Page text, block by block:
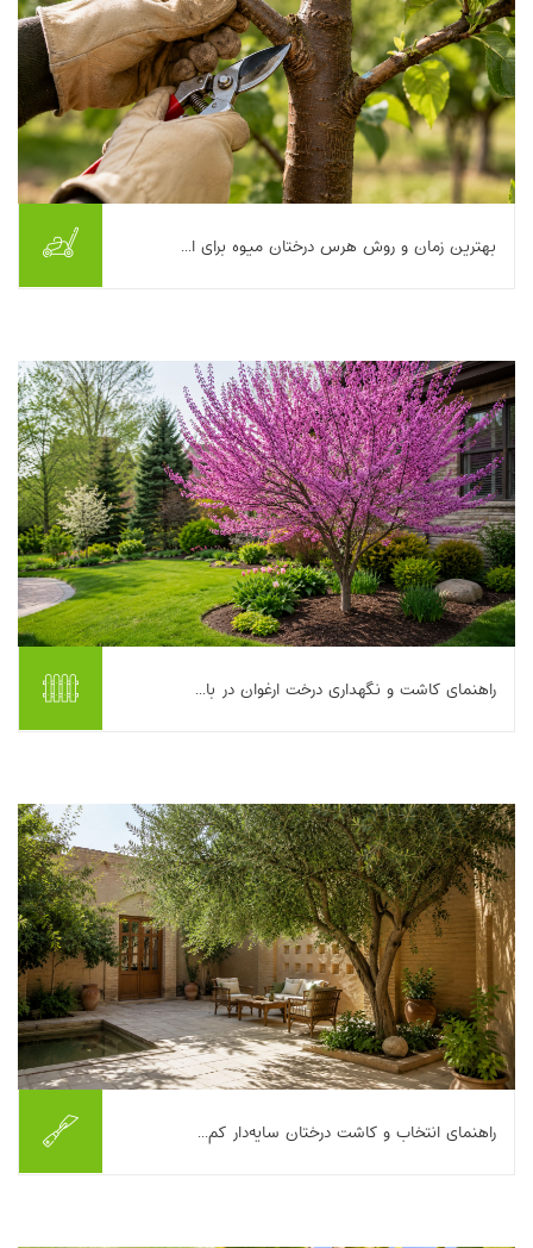
اگر یک‌بار هم درختی را «از سر دلسوزی» زیاد هرس کرده باشید و
بیشتر بخوانیم ...
بهترین زمان و روش هرس درختان میوه برای ا...
ارغوان با آن گل‌های بنفش-صورتیِ خیره‌کننده‌اش، یکی از جذاب‌ترین
بیشتر بخوانیم ...
راهنمای کاشت و نگهداری درخت ارغوان در با...
در خیلی از شهرهای ایران، «حیاطِ باصفا» هنوز هم یعنی یک گوشه
راهنمای انتخاب و کاشت درختان سایه‌دار کم...